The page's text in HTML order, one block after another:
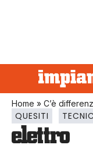
Home » C’è
QUESITI